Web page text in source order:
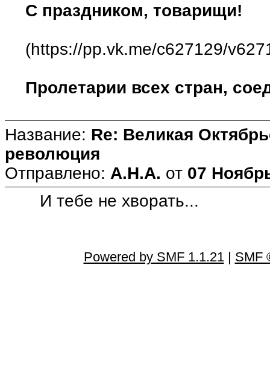
С праздником, товарищи!
(https://pp.vk.me/c627129/
Пролетарии всех стран,
Название: Re: Великая
революция
Отправлено: А.Н.А. от 07
И тебе не хворать...
Powered by SMF 1.1.21| SMF